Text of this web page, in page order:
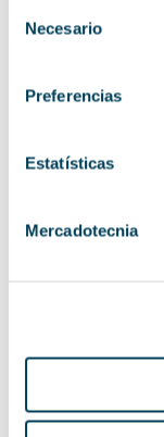
Selection
Necesario
Preferencias
Estatísticas
Mercadotecnia
Resiliencia,
euros
servicios
por lo que
todas
Te
de